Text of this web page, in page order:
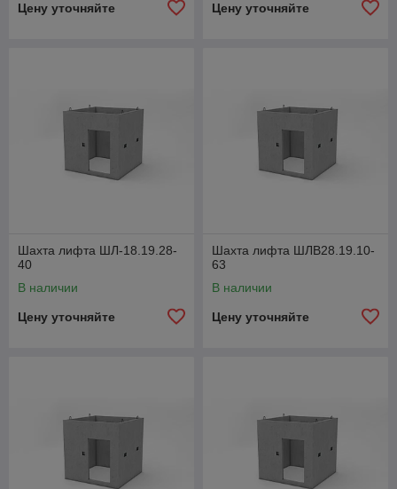
Цену уточняйте Цену уточняйте
Шахта лифта ШЛ-18.19.28-
40
В наличии
Цену уточняйте
Шахта лифта ШЛВ28.19.10-
63
В наличии
Цену уточняйте